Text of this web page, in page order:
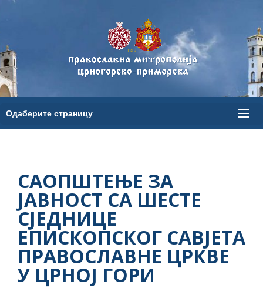
САОПШТЕЊЕ ЗА
ЈАВНОСТ СА ШЕСТЕ
СЈЕДНИЦЕ
ЕПИСКОПСКОГ САВЈЕТА
ПРАВОСЛАВНЕ ЦРКВЕ
У ЦРНОЈ ГОРИ